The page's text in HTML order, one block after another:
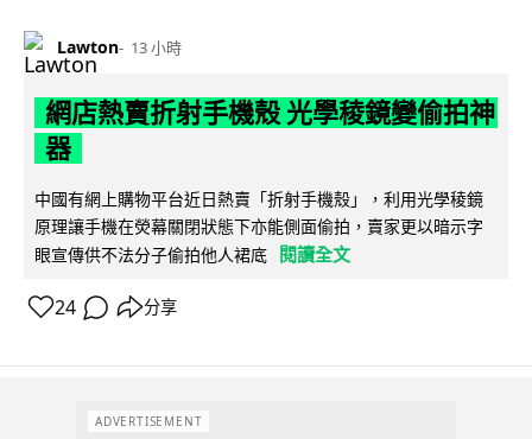
Lawton 13 小時
網店熱賣折射手機殼 光學稜鏡變偷拍神
器
中國有網上購物平台近日熱賣「折射手機殼」，利用光學稜鏡
原理讓手機在熒幕關閉狀態下亦能側面偷拍，賣家更以暗示字
眼宣傳供不法分子偷拍他人裙底 閱讀全文
24 分享
ADVERTISEMENT